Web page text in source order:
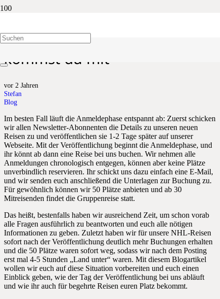
Die Anmeldephase erklärt: So
kommst du mit
vor 2 Jahren
Stefan
Blog
Im besten Fall läuft die Anmeldephase entspannt ab: Zuerst schicken
wir allen Newsletter-Abonnenten die Details zu unseren neuen
Reisen zu und veröffentlichen sie 1-2 Tage später auf unserer
Webseite. Mit der Veröffentlichung beginnt die Anmeldephase, und
ihr könnt ab dann eine Reise bei uns buchen. Wir nehmen alle
Anmeldungen chronologisch entgegen, können aber keine Plätze
unverbindlich reservieren. Ihr schickt uns dazu einfach eine E-Mail,
und wir senden euch anschließend die Unterlagen zur Buchung zu.
Für gewöhnlich können wir 50 Plätze anbieten und ab 30
Mitreisenden findet die Gruppenreise statt.
Das heißt, bestenfalls haben wir ausreichend Zeit, um schon vorab
alle Fragen ausführlich zu beantworten und euch alle nötigen
Informationen zu geben. Zuletzt haben wir für unsere NHL-Reisen
sofort nach der Veröffentlichung deutlich mehr Buchungen erhalten
und die 50 Plätze waren sofort weg, sodass wir nach dem Posting
erst mal 4-5 Stunden „Land unter“ waren. Mit diesem Blogartikel
wollen wir euch auf diese Situation vorbereiten und euch einen
Einblick geben, wie der Tag der Veröffentlichung bei uns abläuft
und wie ihr auch für begehrte Reisen euren Platz bekommt.